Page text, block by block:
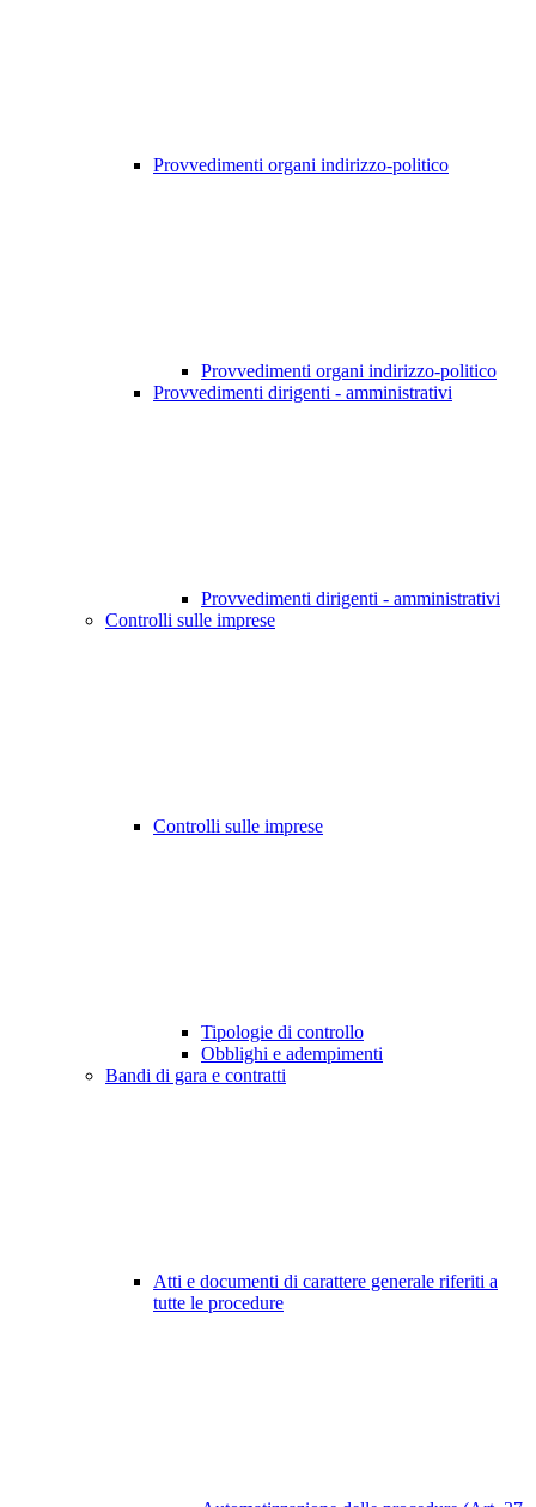
Provvedimenti organi indirizzo-politico
Provvedimenti organi indirizzo-politico
Provvedimenti dirigenti - amministrativi
Provvedimenti dirigenti - amministrativi
Controlli sulle imprese
Controlli sulle imprese
Tipologie di controllo
Obblighi e adempimenti
Bandi di gara e contratti
Atti e documenti di carattere generale riferiti a
tutte le procedure